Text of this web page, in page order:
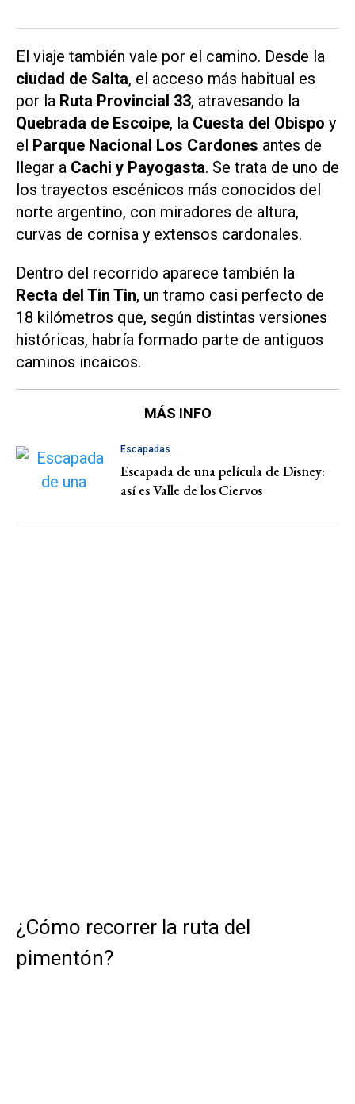
El viaje también vale por el camino. Desde la
ciudad de Salta, el acceso más habitual es
por la Ruta Provincial 33, atravesando la
Quebrada de Escoipe, la Cuesta del Obispo y
el Parque Nacional Los Cardones antes de
llegar a Cachi y Payogasta. Se trata de uno de
los trayectos escénicos más conocidos del
norte argentino, con miradores de altura,
curvas de cornisa y extensos cardonales.
Dentro del recorrido aparece también la
Recta del Tin Tin, un tramo casi perfecto de
18 kilómetros que, según distintas versiones
históricas, habría formado parte de antiguos
caminos incaicos.
MÁS INFO
Escapadas
Escapada de una película de Disney:
así es Valle de los Ciervos
¿Cómo recorrer la ruta del
pimentón?